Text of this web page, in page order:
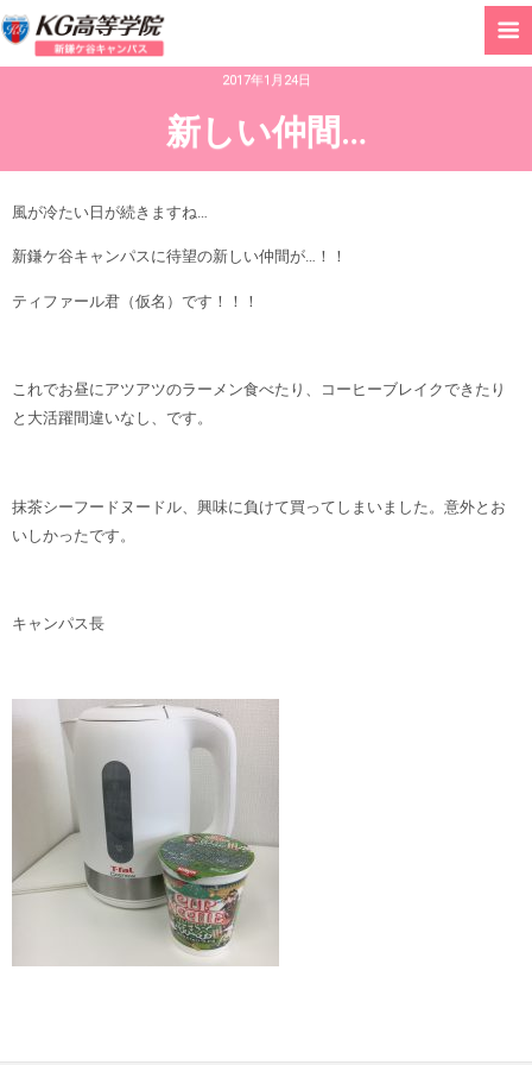
2017年1月24日
新しい仲間…
風が冷たい日が続きますね…
新鎌ケ谷キャンパスに待望の新しい仲間が…！！
ティファール君（仮名）です！！！
これでお昼にアツアツのラーメン食べたり、コーヒーブレイクできたり
と大活躍間違いなし、です。
抹茶シーフードヌードル、興味に負けて買ってしまいました。意外とお
いしかったです。
キャンパス長